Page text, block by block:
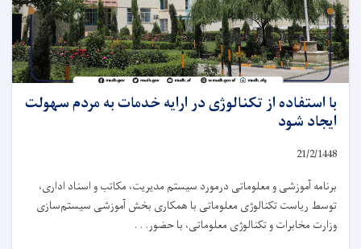
با استفاده از تکنالوژی در ارایه خدمات به مردم سهولت
ایجاد شود
21/2/1448
برنامه آموزشی و معلوماتی درمورد سیستم مدیریت، مکاتب و اسناد اداری،
توسط ریاست تکنالوژی معلوماتی با همکاری بخش آموزشی سیستم‌سازی
وزارت مخابرات و تکنالوژی معلوماتی، با حضور. . .